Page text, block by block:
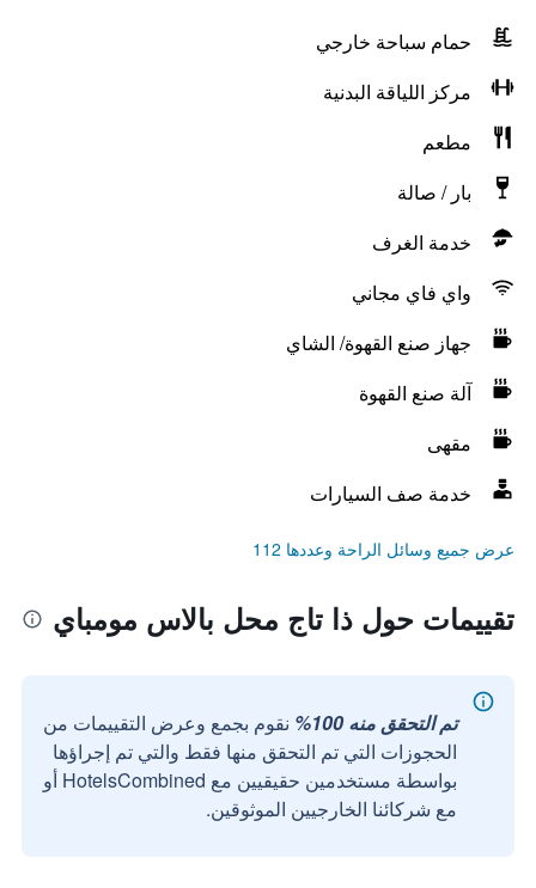
حمام سباحة خارجي
مركز اللياقة البدنية
مطعم
بار / صالة
خدمة الغرف
واي فاي مجاني
جهاز صنع القهوة/ الشاي
آلة صنع القهوة
مقهى
خدمة صف السيارات
عرض جميع وسائل الراحة وعددها 112
تقييمات حول ذا تاج محل بالاس مومباي
تم التحقق منه 100%
نقوم بجمع وعرض التقييمات من
الحجوزات التي تم التحقق منها فقط والتي تم إجراؤها
بواسطة مستخدمين حقيقيين مع HotelsCombined أو
مع شركائنا الخارجيين الموثوقين.